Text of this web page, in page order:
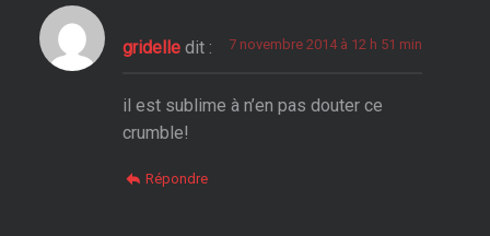
gridelle dit : 7 novembre 2014 à 12 h 51 min
il est sublime à n’en pas douter ce
crumble!
Répondre